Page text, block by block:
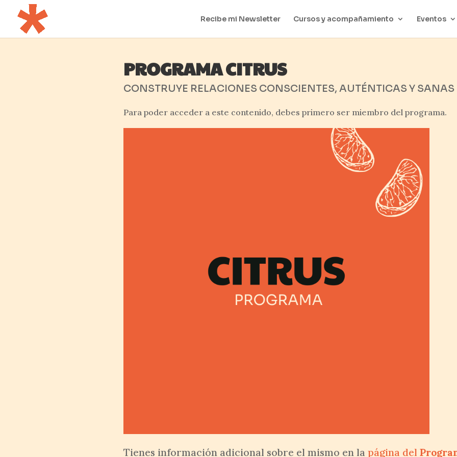
Recibe mi Newsletter Cursos y acompañamiento Eventos
PROGRAMA CITRUS
CONSTRUYE RELACIONES CONSCIENTES, AUTÉNTICAS Y SANAS
Para poder acceder a este contenido, debes primero ser miembro del programa.
Tienes información adicional sobre el mismo en la página del